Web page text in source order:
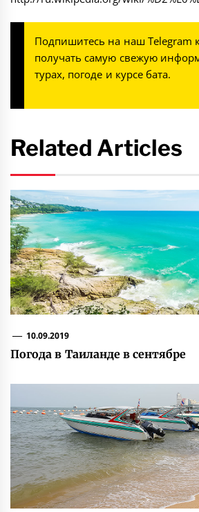
Подпишитесь на наш Telegram
получать самую свежую
турах, погоде и курсе бата.
Related Articles
10.09.2019
Погода в Таиланде в сентябре